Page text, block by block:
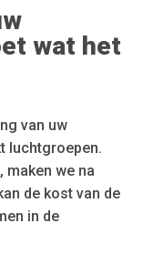
wat het
van uw
luchtgroepen.
maken we na
de kost van de
in de